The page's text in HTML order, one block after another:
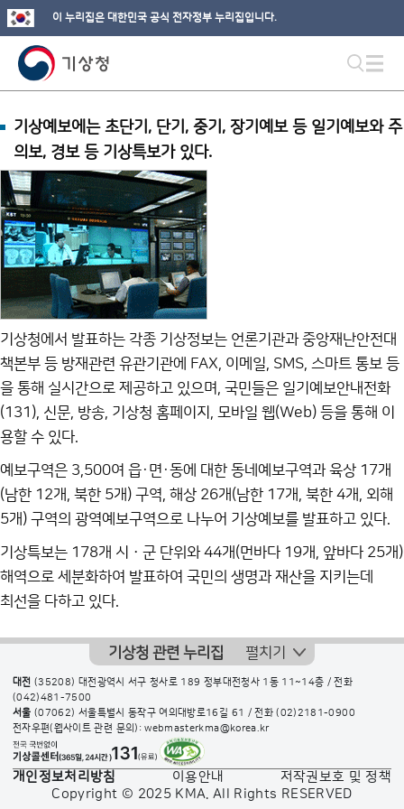
이 누리집은 대한민국 공식 전자정부 누리집입니다.
기상예보에는 초단기, 단기, 중기, 장기예보 등 일기예보와 주
의보, 경보 등 기상특보가 있다.
기상청에서 발표하는 각종 기상정보는 언론기관과 중앙재난안전대
책본부 등 방재관련 유관기관에 FAX, 이메일, SMS, 스마트 통보 등
을 통해 실시간으로 제공하고 있으며, 국민들은 일기예보안내전화
(131), 신문, 방송, 기상청 홈페이지, 모바일 웹(Web) 등을 통해 이
용할 수 있다.
예보구역은 3,500여 읍·면·동에 대한 동네예보구역과 육상 17개
(남한 12개, 북한 5개) 구역, 해상 26개(남한 17개, 북한 4개, 외해
5개) 구역의 광역예보구역으로 나누어 기상예보를 발표하고 있다.
기상특보는 178개 시ㆍ군 단위와 44개(먼바다 19개, 앞바다 25개)
해역으로 세분화하여 발표하여 국민의 생명과 재산을 지키는데
최선을 다하고 있다.
기상청 관련 누리집 펼치기
대전 (35208) 대전광역시 서구 청사로 189 정부대전청사 1동 11~14층 / 전화
(042)481-7500
서울 (07062) 서울특별시 동작구 여의대방로16길 61 / 전화(02)2181-0900
전자우편(웹사이트 관련 문의): webmasterkma@korea.kr
개인정보처리방침 이용안내
저작권보호 및 정책
Copyright © 2025 KMA. All Rights RESERVED